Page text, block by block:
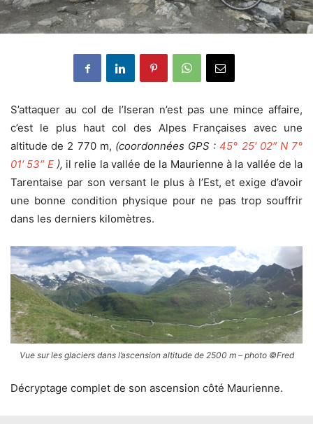
S’attaquer au col de l’Iseran n’est pas une mince affaire,
c’est le plus haut col des Alpes Françaises avec une
altitude de 2 770 m, (coordonnées GPS :45° 25′ 02″ N 7°
01′ 53″ E ), il relie la vallée de la Maurienne à la vallée de la
Tarentaise par son versant le plus à l’Est, et exige d’avoir
une bonne condition physique pour ne pas trop souffrir
dans les derniers kilomètres.
Vue sur les glaciers dans l’ascension altitude de 2500 m – photo ©Fred
Décryptage complet de son ascension côté Maurienne.